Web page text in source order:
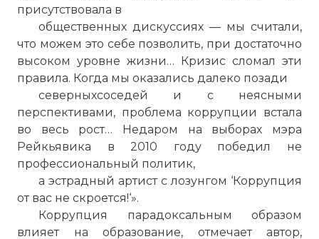
присутствовала в
общественных дискуссиях — мы считали,
что можем это себе позволить, при достаточно
высоком уровне жизни… Кризис сломал эти
правила. Когда мы оказались далеко позади
северныхсоседей и с неясными
перспективами, проблема коррупции встала
во весь рост… Недаром на выборах мэра
Рейкьявика в 2010 году победил не
профессиональный политик,
а эстрадный артист с лозунгом ‘Коррупция
от вас не скроется!‘».
Коррупция парадоксальным образом
влияет на образование, отмечает автор,
☓